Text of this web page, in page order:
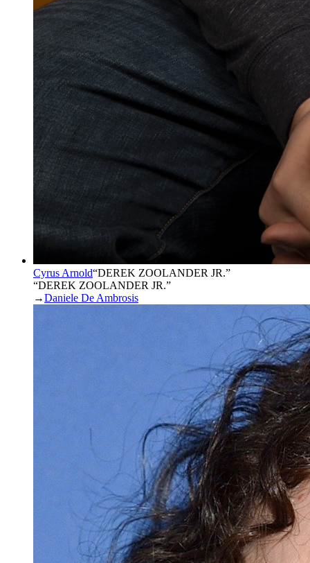
Cyrus Arnold“DEREK ZOOLANDER JR.”
“DEREK ZOOLANDER JR.”
→Daniele De Ambrosis